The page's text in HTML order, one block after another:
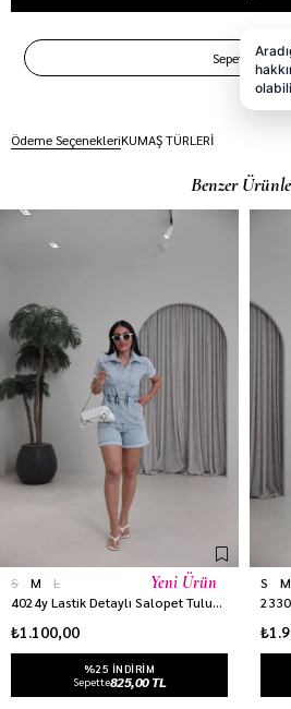
Ödeme SeçenekleriKUMAŞ TÜRLERİ
Benzer
S M
L
4024y Lastik Detaylı Salopet Tulum BUZ MAVİ
₺1.100,00
%25 INDIRIM
Sepette825,00 TL
Yeni Ürün S M